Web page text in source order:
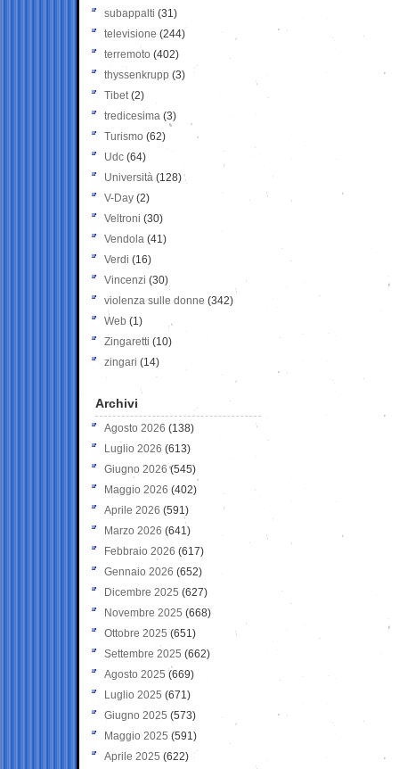
subappalti (31)
televisione(244)
terremoto (402)
thyssenkrupp (3)
Tibet(2)
tredicesima (3)
Turismo (62)
Udc (64)
Università (128)
V-Day (2)
Veltroni (30)
Vendola (41)
Verdi (16)
Vincenzi (30)
violenza sulle donne (342)
Web (1)
Zingaretti (10)
zingari (14)
Archivi
Agosto 2026 (138)
Luglio 2026 (613)
Giugno 2026 (545)
Maggio 2026 (402)
Aprile 2026 (591)
Marzo 2026 (641)
Febbraio 2026 (617)
Gennaio 2026 (652)
Dicembre 2025 (627)
Novembre 2025 (668)
Ottobre 2025 (651)
Settembre 2025 (662)
Agosto 2025 (669)
Luglio 2025 (671)
Giugno 2025 (573)
Maggio 2025 (591)
Aprile 2025 (622)